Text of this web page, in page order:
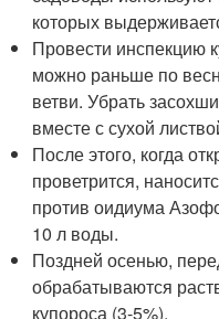
которых
Провести инспекцию
можно раньше по
ветви. Убрать
вместе с сухой
После этого, когда
проветрится,
против оидиума
10 л воды.
Поздней осенью,
обрабатываются
купороса (3-5%).